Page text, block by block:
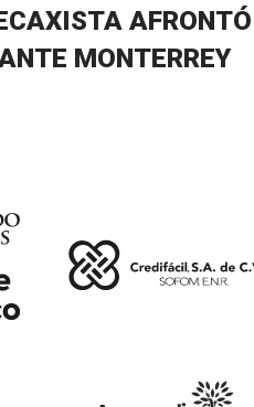
AFRONTÓ
MONTERREY